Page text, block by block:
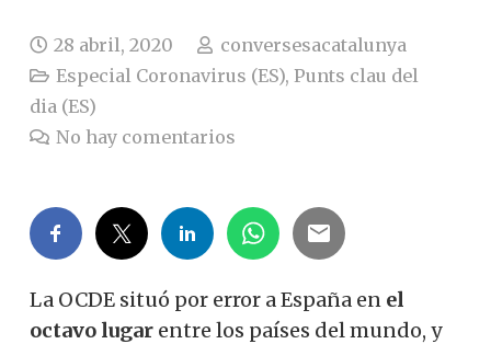
28 abril, 2020
conversesacatalunya
Especial Coronavirus (ES),Punts clau del
dia (ES)
No hay comentarios
La OCDE situó por error a España en el
octavo lugar entre los países del mundo, y